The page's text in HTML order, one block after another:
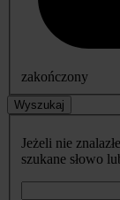
zakończony
Wyszukaj
Jeżeli nie
szukane słowo